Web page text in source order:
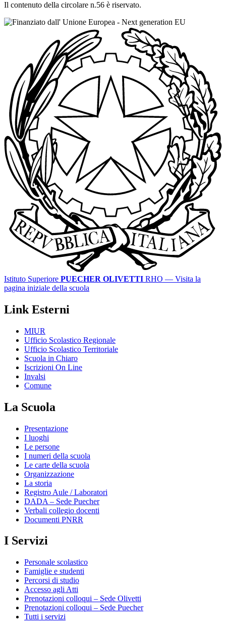
Il contenuto della circolare n.56 è riservato.
Istituto Superiore PUECHER OLIVETTI RHO — Visita la
pagina iniziale della scuola
Link Esterni
MIUR
Ufficio Scolastico Regionale
Ufficio Scolastico Territoriale
Scuola in Chiaro
Iscrizioni On Line
Invalsi
Comune
La Scuola
Presentazione
I luoghi
Le persone
I numeri della scuola
Le carte della scuola
Organizzazione
La storia
Registro Aule / Laboratori
DADA – Sede Puecher
Verbali collegio docenti
Documenti PNRR
I Servizi
Personale scolastico
Famiglie e studenti
Percorsi di studio
Accesso agli Atti
Prenotazioni colloqui – Sede Olivetti
Prenotazioni colloqui – Sede Puecher
Tutti i servizi